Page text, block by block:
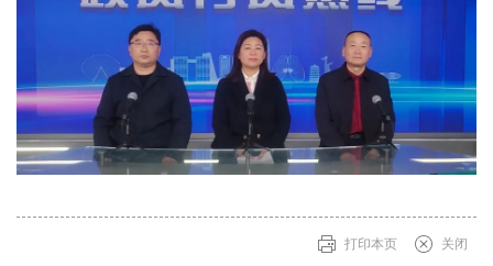
打印本页 关闭